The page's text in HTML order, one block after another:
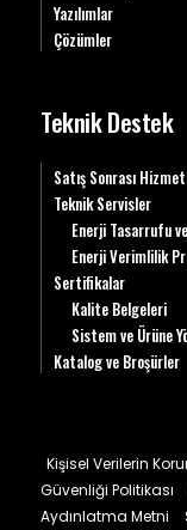
Yazılımlar
Çözümler
Teknik Destek
Satış Sonrası
Teknik Servisler
Enerji Tasarrufu
Enerji Verimlilik
Sertifikalar
Kalite Belgeleri
Sistem ve Ürüne
Katalog ve Broşürler
Kişisel Verilerin
Güvenliği Politikası
Aydınlatma Metni